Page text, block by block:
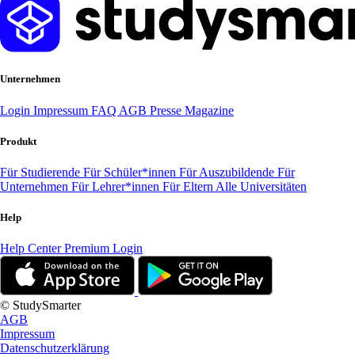
Unternehmen
Login Impressum FAQ AGB Presse Magazine
Produkt
Für Studierende Für Schüler*innen Für Auszubildende Für
Unternehmen Für Lehrer*innen Für Eltern Alle Universitäten
Help
Help CenterPremium Login
© StudySmarter
AGB
Impressum
Datenschutzerklärung